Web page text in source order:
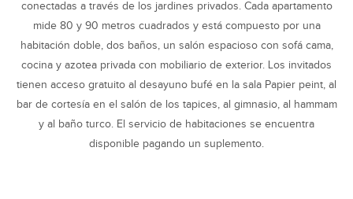
conectadas a través de los jardines privados. Cada apartamento
mide 80 y 90 metros cuadrados y está compuesto por una
habitación doble, dos baños, un salón espacioso con sofá cama,
cocina y azotea privada con mobiliario de exterior. Los invitados
tienen acceso gratuito al desayuno bufé en la sala Papier peint, al
bar de cortesía en el salón de los tapices, al gimnasio, al hammam
y al baño turco. El servicio de habitaciones se encuentra
disponible pagando un suplemento.